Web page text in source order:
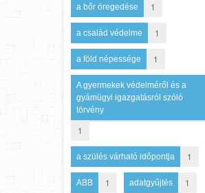
a bőr öregedése 1
a család védelme 1
a föld népessége 1
A gyermekek védelméről és a
gyámügyi igazgatásról szóló
törvény
1
a szülés várható időpontja 1
ABB 1 adatgyűjtés 1